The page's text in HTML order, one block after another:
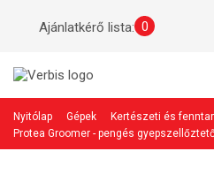
Ajánlatkérő lista: 0
Nyitólap Gépek Kertészeti és
Protea Groomer - pengés